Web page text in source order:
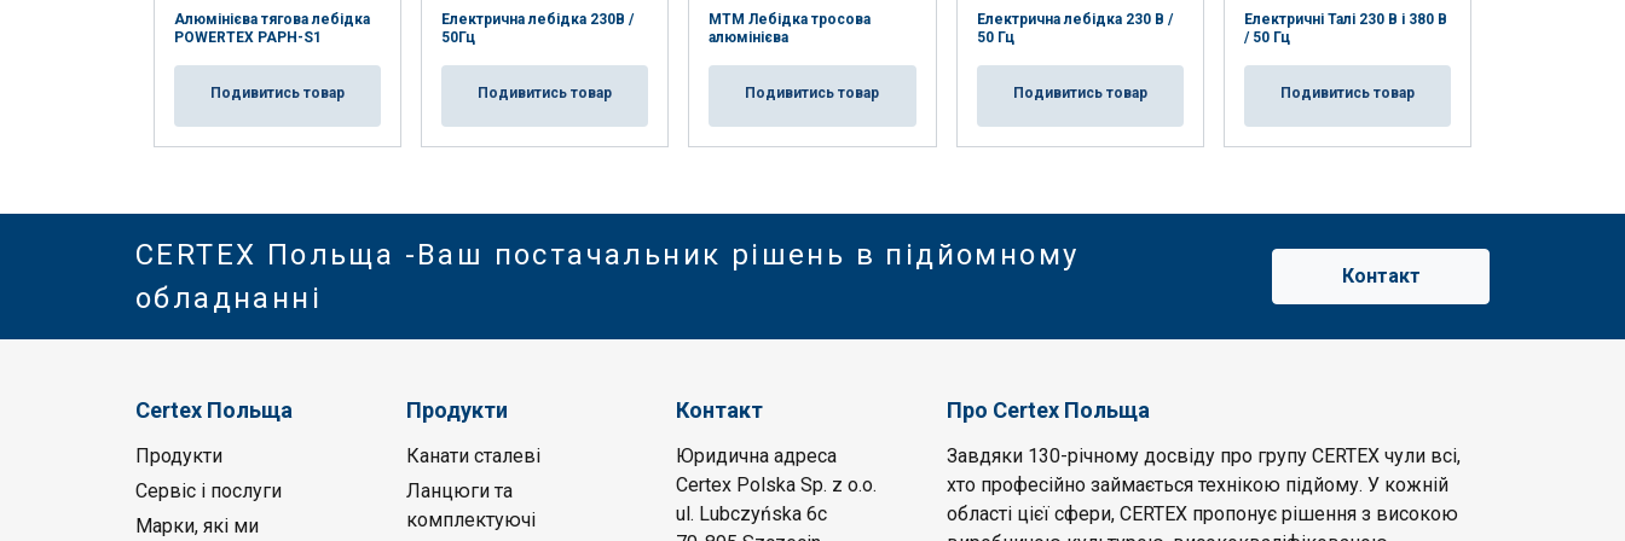
Алюмінієва тягова лебідка
POWERTEX PAPH-S1
Подивитись товар
Електрична лебідка 230В /
50Гц
Подивитись товар
МТМ Лебідка тросова
алюмінієва
Подивитись товар
Електрична лебідка 230 В /
50 Гц
Подивитись товар
Електричні Талі 230 В і 380 В
/ 50 Гц
Подивитись товар
CERTEX Польща -Ваш постачальник рішень в підйомному
обладнанні
Контакт
Certex Польща
Продукти
Сервіс і послуги
Марки, які ми
Продукти
Канати сталеві
Ланцюги та
комплектуючі
Контакт
Юридична адреса
Certex Polska Sp. z o.o.
ul. Lubczyńska 6c
Про Certex Польща
Завдяки 130-річному досвіду про групу CERTEX чули всі,
хто професійно займається технікою підйому. У кожній
області цієї сфери, CERTEX пропонує рішення з високою